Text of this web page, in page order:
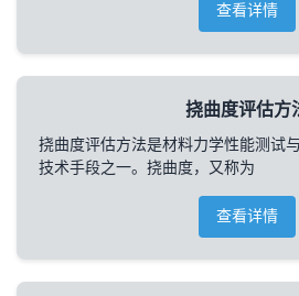
查看详情
挠曲度评估方
挠曲度评估方法是材料力学性能测试
技术手段之一。挠曲度，又称为
查看详情